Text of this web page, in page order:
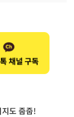
도 줍줍!